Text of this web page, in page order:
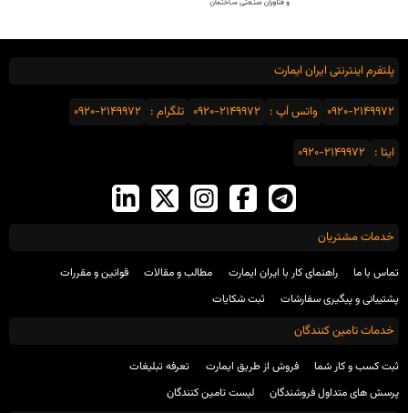
پلتفرم اینترنتی ایران ایمارت
0920-2149972 واتس اَپ : 0920-2149972 تلگرام : 0920-2149972
ایتا : 0920-2149972
خدمات مشتریان
تماس با ما راهنمای کار با ایران ایمارت مطالب و مقالات
قوانین و مقررات
پشتیبانی و پیگیری سفارشات
ثبت شکایات
خدمات تامین کنندگان
ثبت کسب و کار شما فروش از طریق ایمارت
تعرفه تبلیغات
پرسش های متداول فروشندگان
لیست تامین کنندگان